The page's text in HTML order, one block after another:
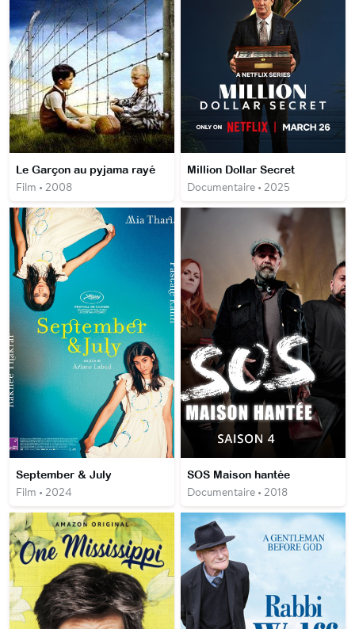
Le Garçon au pyjama rayé
Film • 2008
Million Dollar Secret
Documentaire • 2025
September & July
Film • 2024
SOS Maison hantée
Documentaire • 2018